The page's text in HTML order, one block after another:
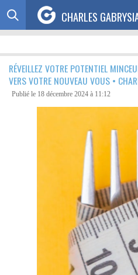
Passer
contenu
CHARLES
RÉVEILLEZ VOTRE POTENTIEL
VERS VOTRE NOUVEAU VOUS •
Publié le 18 décembre 2024 à 11:12